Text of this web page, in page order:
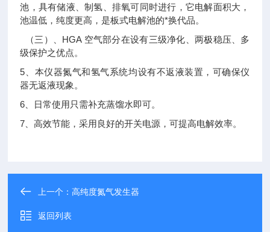
池，具有储液、制氢、排氧可同时进行，它电解面积大，
池温低，纯度更高，是板式电解池的*换代品。
（三）、HGA 空气部分在设有三级净化、两极稳压、多
级保护之优点。
5、本仪器氮气和氢气系统均设有不返液装置，可确保仪
器无返液现象。
6、日常使用只需补充蒸馏水即可。
7、高效节能，采用良好的开关电源，可提高电解效率。
上一个：高纯度氮气发生器
返回列表